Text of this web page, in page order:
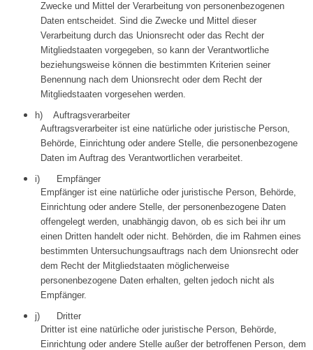
Zwecke und Mittel der Verarbeitung von personenbezogenen
Daten entscheidet. Sind die Zwecke und Mittel dieser
Verarbeitung durch das Unionsrecht oder das Recht der
Mitgliedstaaten vorgegeben, so kann der Verantwortliche
beziehungsweise können die bestimmten Kriterien seiner
Benennung nach dem Unionsrecht oder dem Recht der
Mitgliedstaaten vorgesehen werden.
h) Auftragsverarbeiter
Auftragsverarbeiter ist eine natürliche oder juristische Person,
Behörde, Einrichtung oder andere Stelle, die personenbezogene
Daten im Auftrag des Verantwortlichen verarbeitet.
i) Empfänger
Empfänger ist eine natürliche oder juristische Person, Behörde,
Einrichtung oder andere Stelle, der personenbezogene Daten
offengelegt werden, unabhängig davon, ob es sich bei ihr um
einen Dritten handelt oder nicht. Behörden, die im Rahmen eines
bestimmten Untersuchungsauftrags nach dem Unionsrecht oder
dem Recht der Mitgliedstaaten möglicherweise
personenbezogene Daten erhalten, gelten jedoch nicht als
Empfänger.
j) Dritter
Dritter ist eine natürliche oder juristische Person, Behörde,
Einrichtung oder andere Stelle außer der betroffenen Person, dem